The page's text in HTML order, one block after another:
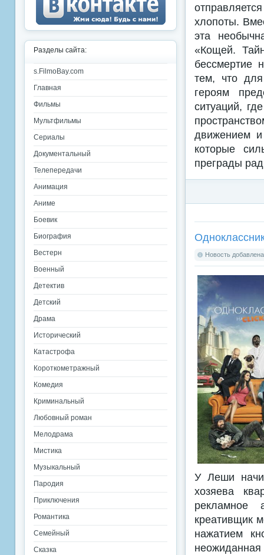
хлопоты.
эта
«Кощей.
бессмертие
тем, что
героям
ситуаций,
движением и
которые
преграды
Новость
У Леши
хозяева
рекламное
креативщик
нажатием
Разделы сайта:
s.FilmoBay.com
Главная
Фильмы
Мультфильмы
Сериалы
Документальный
Телепередачи
Анимация
Аниме
Боевик
Биография
Вестерн
Военный
Детектив
Детский
Драма
Исторический
Катастрофа
Короткометражный
Комедия
Криминальный
Любовный роман
Мелодрама
Мистика
Музыкальный
Пародия
Приключения
Романтика
Семейный
Сказка